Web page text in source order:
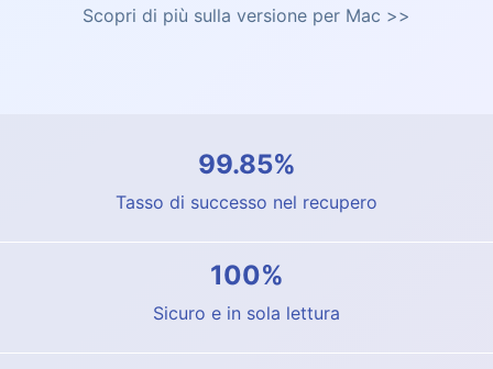
Scopri di più sulla versione per Mac >>
99.85%
Tasso di successo nel recupero
100%
Sicuro e in sola lettura